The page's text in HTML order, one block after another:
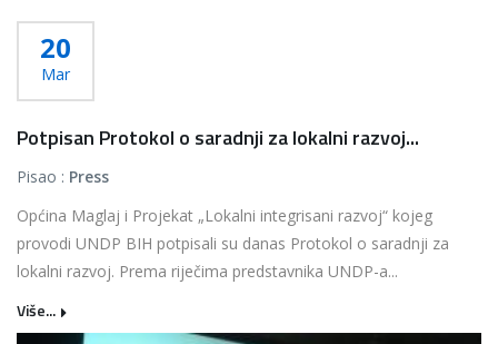
20
Mar
Potpisan Protokol o saradnji za lokalni razvoj...
Pisao : Press
Općina Maglaj i Projekat „Lokalni integrisani razvoj“ kojeg
provodi UNDP BIH potpisali su danas Protokol o saradnji za
lokalni razvoj. Prema riječima predstavnika UNDP-a...
Više...